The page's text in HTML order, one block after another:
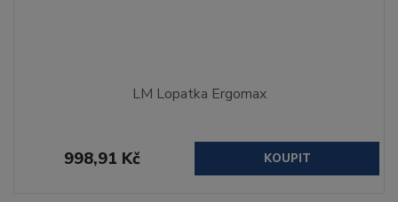
LM Lopatka Ergomax
998,91 Kč KOUPIT